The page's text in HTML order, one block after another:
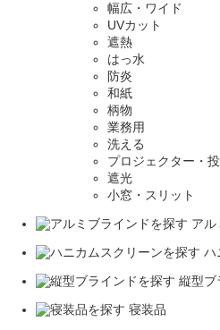
幅広・ワイド
UVカット
遮熱
はっ水
防炎
和紙
柄物
業務用
洗える
プロジェクター・
遮光
小窓・スリット
アル
ハ
縦型ブ
寝装品